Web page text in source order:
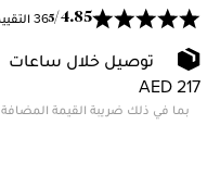
4.85
/
536 التقييمات
توصيل خلال ساعات
AED 217
بما في ذلك ضريبة القيمة المضافة